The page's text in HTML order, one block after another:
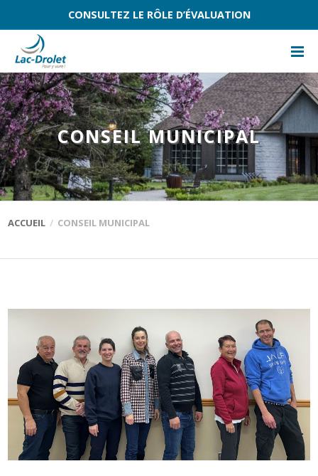
CONSULTEZ LE RÔLE D’ÉVALUATION
CONSEIL MUNICIPAL
ACCUEIL CONSEIL MUNICIPAL